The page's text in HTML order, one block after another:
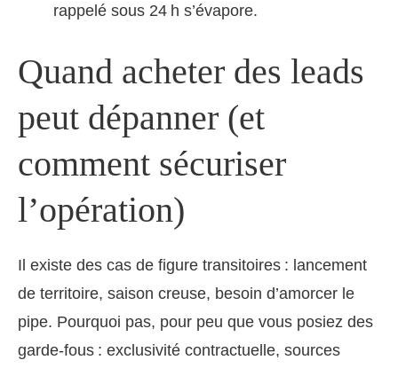
rappelé sous 24 h s’évapore.
Quand acheter des leads
peut dépanner (et
comment sécuriser
l’opération)
Il existe des cas de figure transitoires : lancement
de territoire, saison creuse, besoin d’amorcer le
pipe. Pourquoi pas, pour peu que vous posiez des
garde‑fous : exclusivité contractuelle, sources